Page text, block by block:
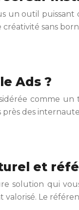
un outil
créativité sans
Ads ?
comme
des
et
solution qui
valorisé. Le